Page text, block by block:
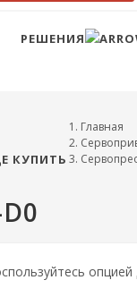
РЕШЕНИЯ
КУПИТЬ
Главная